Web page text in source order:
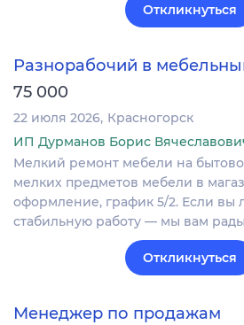
Откликнуться
Разнорабочий в
75 000
22 июля 2026 Красногорск
ИП Дурманов Борис
Мелкий ремонт мебели на
мелких предметов мебели в
оформление, график 5/2. Если вы
стабильную работу — мы вам
Откликнуться
Менеджер по продажам